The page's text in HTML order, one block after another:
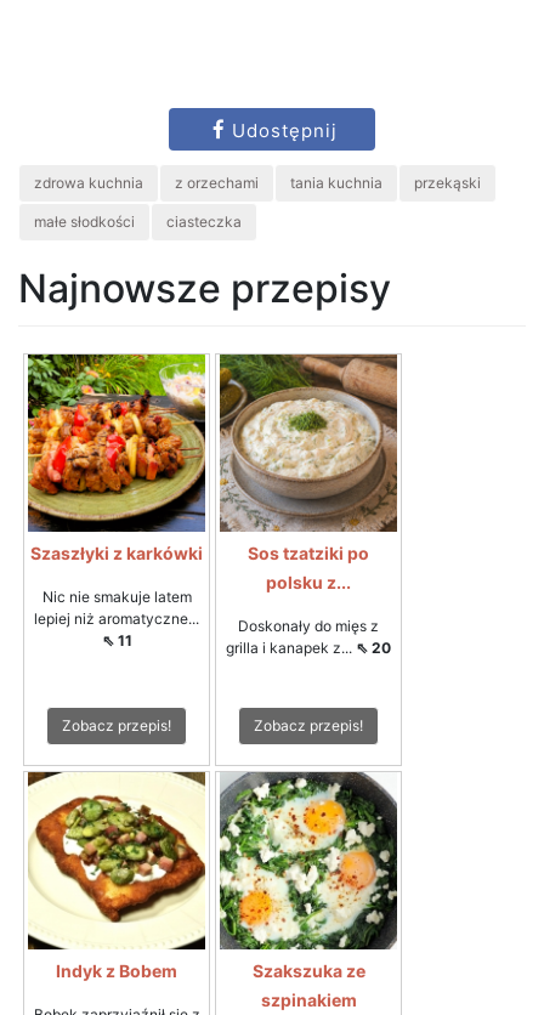
Udostępnij
zdrowa kuchnia z orzechami tania kuchnia przekąski
małe słodkości ciasteczka
Najnowsze przepisy
Szaszłyki z karkówki
Nic nie smakuje latem
lepiej niż aromatyczne...
⇖ 11
Zobacz przepis!
Sos tzatziki po
polsku z...
Doskonały do mięs z
grilla i kanapek z... ⇖ 20
Zobacz przepis!
Indyk z Bobem
Szakszuka ze
szpinakiem